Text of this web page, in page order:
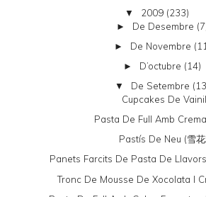
▼ 2009 (233)
► De Desembre
► De Novembre
► D’octubre (14)
▼ De Setembre
Cupcakes De
Pasta De Full Amb
Pastís De Neu (雪花
Panets Farcits De Pasta De
Tronc De Mousse De Xocolata I